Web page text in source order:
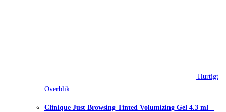
Hurtigt
Overblik
Clinique Just Browsing Tinted Volumizing Gel 4.3 ml –